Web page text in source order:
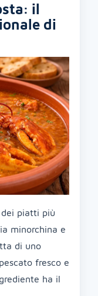
il
di
piatti più
minorchina e
di uno
fresco e
ha il